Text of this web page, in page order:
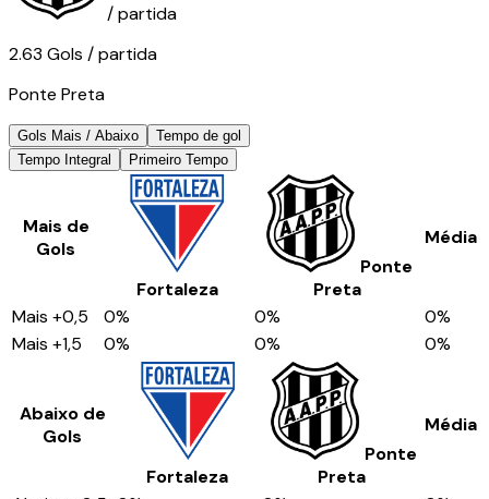
/ partida
2.63 Gols / partida
Ponte Preta
Gols Mais / Abaixo
Tempo de gol
Tempo Integral
Primeiro Tempo
Mais de
Gols
Fortaleza
Ponte
Preta
Média
Mais +0,5 0% 0% 0%
Mais +1,5 0% 0% 0%
Abaixo de
Gols
Fortaleza
Ponte
Preta
Média